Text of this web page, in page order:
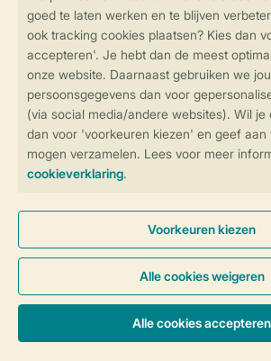
Controle over jouw
privacy
SSL certificaat
Veilige gegevensoverdracht
Veilige betaling
Algemene voorwaarden Privacy notice
Disclaimer
Toegankelijkheid ©